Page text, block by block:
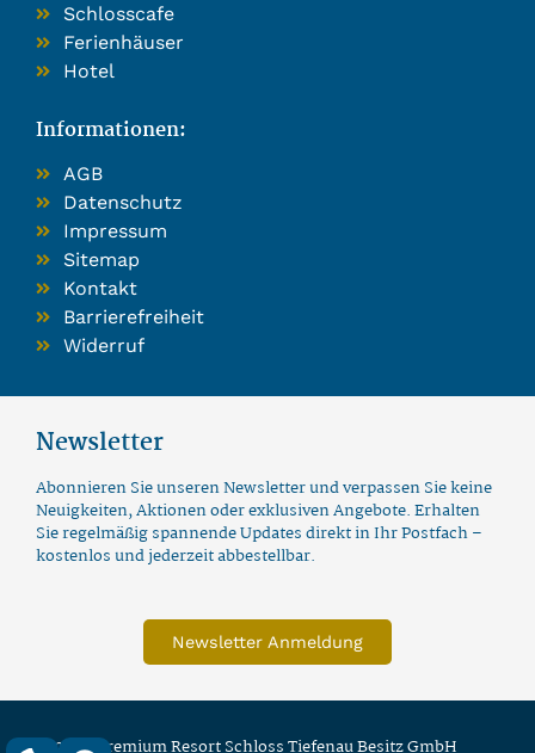
Schlosscafe
Ferienhäuser
Hotel
Informationen:
AGB
Datenschutz
Impressum
Sitemap
Kontakt
Barrierefreiheit
Widerruf
Newsletter
Abonnieren Sie unseren Newsletter und verpassen Sie keine
Neuigkeiten, Aktionen oder exklusiven Angebote. Erhalten
Sie regelmäßig spannende Updates direkt in Ihr Postfach –
kostenlos und jederzeit abbestellbar.
Newsletter Anmeldung
© 2026 Premium Resort Schloss Tiefenau Besitz GmbH